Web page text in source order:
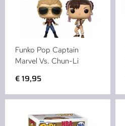
Funko Pop Captain
Marvel Vs. Chun-Li
€19,95